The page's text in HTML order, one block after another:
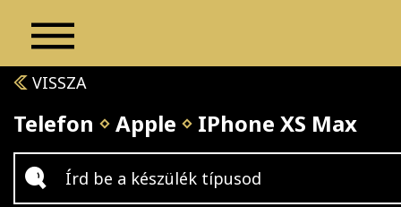
VISSZA
Telefon Apple IPhone XS Max